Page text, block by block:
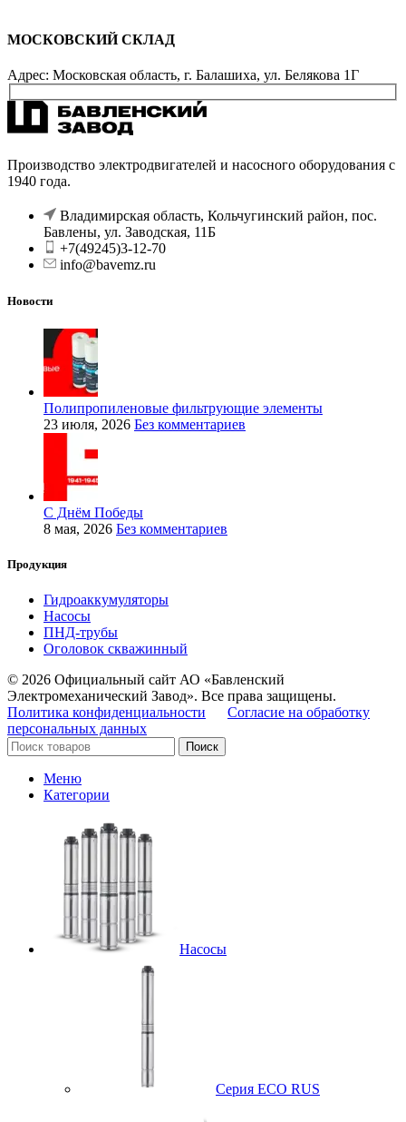
МОСКОВСКИЙ СКЛАД
Адрес: Московская область, г. Балашиха, ул. Белякова 1Г
Производство электродвигателей и насосного оборудования с
1940 года.
Владимирская область, Кольчугинский район, пос.
Бавлены, ул. Заводская, 11Б
+7(49245)3-12-70
info@bavemz.ru
Новости
Полипропиленовые фильтрующие элементы
23 июля, 2026 Без комментариев
С Днём Победы
8 мая, 2026 Без комментариев
Продукция
Гидроаккумуляторы
Насосы
ПНД-трубы
Оголовок скважинный
© 2026 Официальный сайт АО «Бавленский
Электромеханический Завод». Все права защищены.
Политика конфиденциальности
Согласие на обработку
персональных данных
Поиск
Меню
Категории
Насосы
Серия ECO RUS